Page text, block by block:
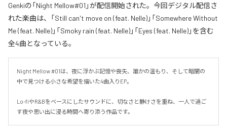
Genkiの「Night Mellow#01」が配信開始された。今回デジタル配信さ
れた楽曲は、「Still can't move on (feat. Nelle)」「Somewhere Without
Me (feat. Nelle)」「Smoky rain (feat. Nelle)」「Eyes (feat. Nelle)」を含む
全4曲となっている。
Night Mellow #01は、夜に浮かぶ記憶や喪失、誰かの温もり、そして暗闇の
中で見つける小さな希望を描いた4曲入りEP。
Lo-fiやR&Bをベースにしたサウンドに、切なさと静けさを重ね、一人で過ご
す夜や思い出に浸る時間へ寄り添う作品です。